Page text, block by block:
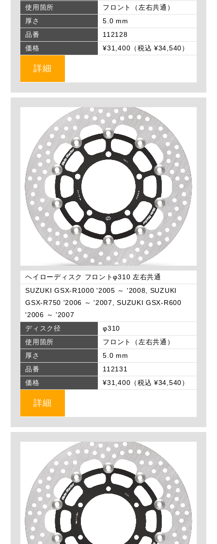
使用箇所
フロント（左右共通）
厚さ
5.0 mm
品番
112128
価格
¥31,400（税込 ¥34,540）
詳細
ヘイローディスク フロントφ310 左右共通
SUZUKI GSX-R1000 '2005 ～ '2008, SUZUKI
GSX-R750 '2006 ～ '2007, SUZUKI GSX-R600
'2006 ～ '2007
ディスク径
φ310
使用箇所
フロント（左右共通）
厚さ
5.0 mm
品番
112131
価格
¥31,400（税込 ¥34,540）
詳細